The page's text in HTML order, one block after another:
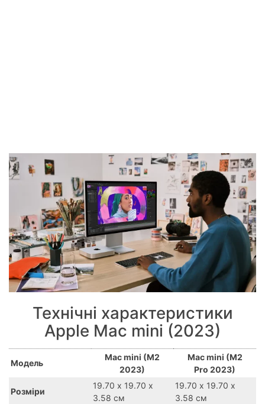
Технічні характеристики
Apple Mac mini (2023)
Модель
Mac mini (M2
2023)
Mac mini (M2
Pro 2023)
Розміри
19.70 х 19.70 х
3.58 см
19.70 х 19.70 х
3.58 см